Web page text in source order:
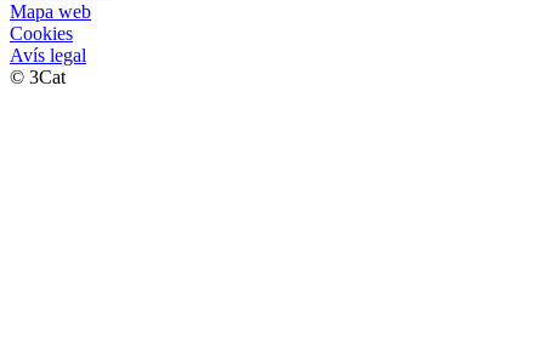
Mapa web
Cookies
Avís legal
© 3Cat